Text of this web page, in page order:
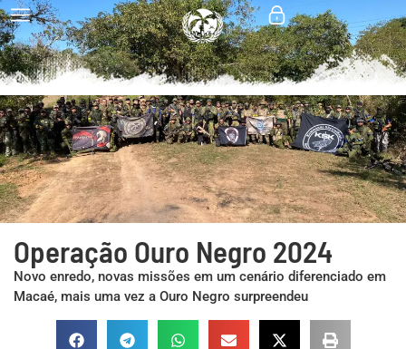
Operação Ouro Negro 2024
Novo enredo, novas missões em um cenário diferenciado em
Macaé, mais uma vez a Ouro Negro surpreendeu